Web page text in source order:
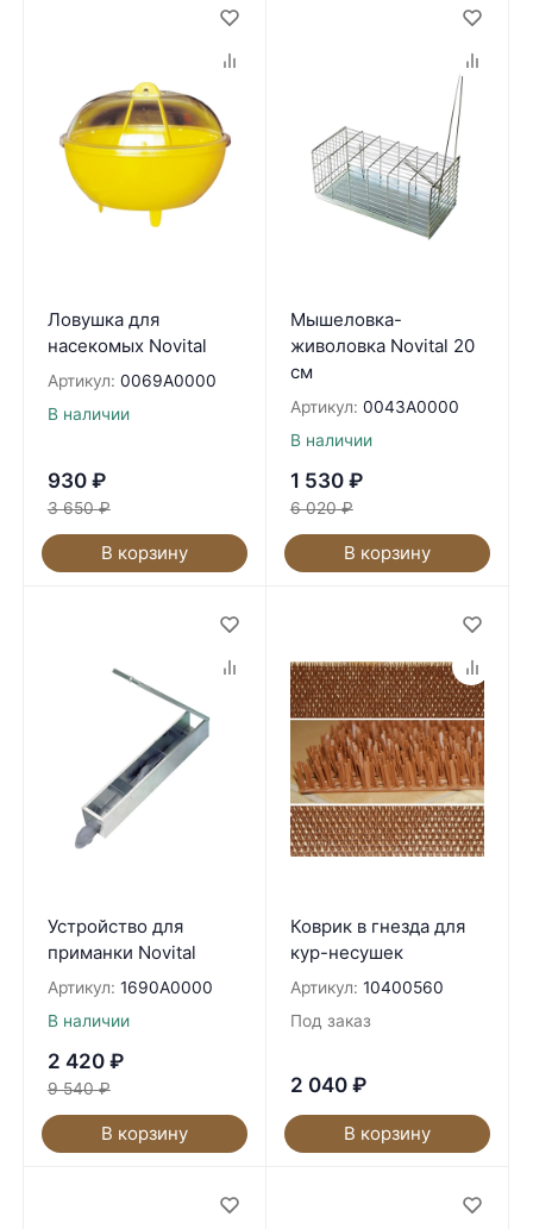
Ловушка для
насекомых Novital
Артикул: 0069A0000
В наличии
930 ₽
3 650 ₽
В корзину
Мышеловка-
живоловка Novital 20
см
Артикул: 0043A0000
В наличии
1 530 ₽
6 020 ₽
В корзину
Устройство для
приманки Novital
Артикул: 1690A0000
В наличии
2 420 ₽
9 540 ₽
В корзину
Коврик в гнезда для
кур-несушек
Артикул: 10400560
Под заказ
2 040 ₽
В корзину